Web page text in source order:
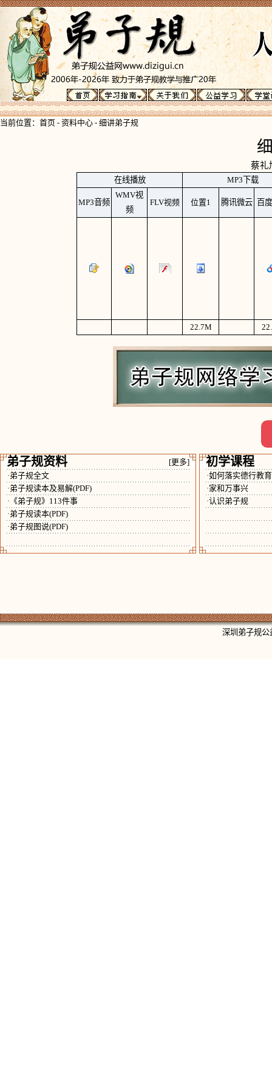
当前位置： 首页 - 资料中心 - 细讲弟子规
蔡礼
在线播放 MP3下载
MP3音频
WMV视
频
FLV视频 位置1 腾讯微云 百
22.7M
弟子规资料
[更多]
·弟子规全文
·弟子规读本及易解(PDF)
·《弟子规》113件事
·弟子规读本(PDF)
·弟子规图说(PDF)
初学课程
·如何落实德行教
·家和万事兴
·认识弟子规
深圳弟子规